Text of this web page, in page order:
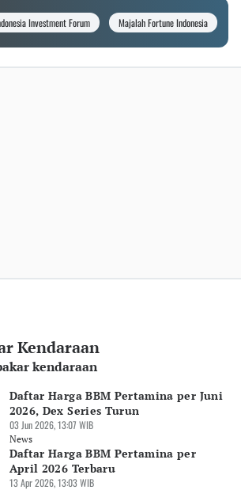
Investment Forum Majalah Fortune Indonesia
Kendaraan
kendaraan
Daftar Harga BBM Pertamina per Juni
2026, Dex Series Turun
03 Jun 2026, 13:07 WIB
News
Daftar Harga BBM Pertamina per
April 2026 Terbaru
13 Apr 2026, 13:03 WIB